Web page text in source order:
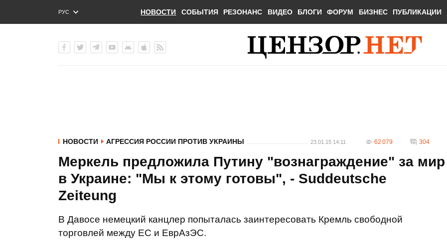
РУС
ENG
НОВОСТИ СОБЫТИЯ РЕЗОНАНС ВИДЕО БЛОГИ ФОРУМ БИЗНЕС ПУБЛИКАЦИИ
НОВОСТИ АГРЕССИЯ РОССИИ ПРОТИВ УКРАИНЫ 23.01.15 14:11 62 079 304
Меркель предложила Путину "вознаграждение" за мир
в Украине: "Мы к этому готовы", - Suddeutsche
Zeiteung
В Давосе немецкий канцлер попыталась заинтересовать Кремль свободной
торговлей между ЕС и ЕврАзЭС.